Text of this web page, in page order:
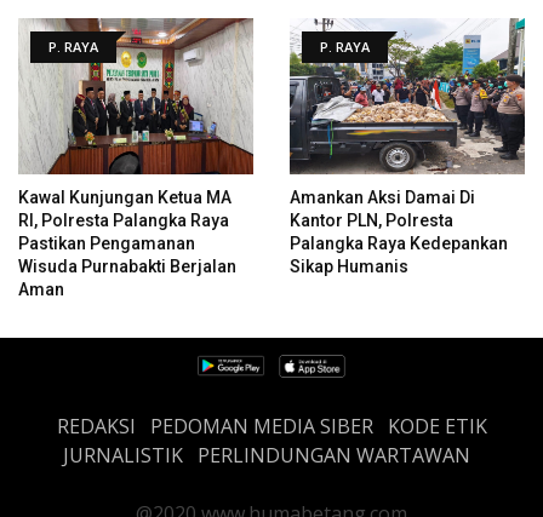
P. RAYA
Kawal Kunjungan Ketua MA
RI, Polresta Palangka Raya
Pastikan Pengamanan
Wisuda Purnabakti Berjalan
Aman
P. RAYA
Amankan Aksi Damai Di
Kantor PLN, Polresta
Palangka Raya Kedepankan
Sikap Humanis
REDAKSI PEDOMAN MEDIA SIBER
KODE ETIK
JURNALISTIK PERLINDUNGAN WARTAWAN